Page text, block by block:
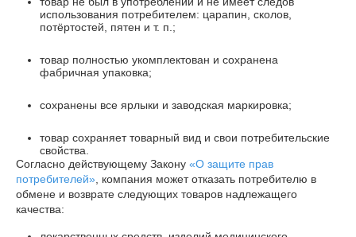
использования потребителем: царапин, сколов,
потёртостей, пятен и т. п.;
товар полностью укомплектован и сохранена
фабричная упаковка;
сохранены все ярлыки и заводская маркировка;
товар сохраняет товарный вид и свои потребительские
свойства.
Согласно действующему Закону «О защите прав
потребителей» , компания может отказать потребителю в
обмене и возврате следующих товаров надлежащего
качества: